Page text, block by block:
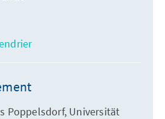
Poppelsdorf, Universität